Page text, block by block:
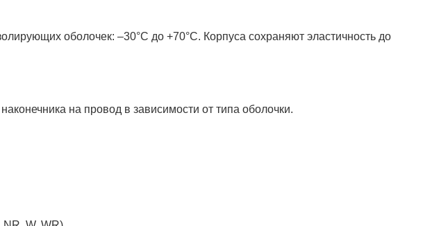
оболочек: –30°C до +70°C. Корпуса сохраняют эластичность до
на провод в зависимости от типа оболочки.